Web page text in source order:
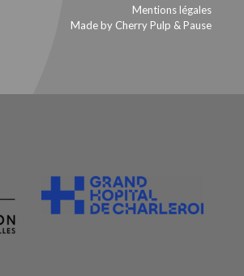
Mentions légales
Made by Cherry Pulp & Pause